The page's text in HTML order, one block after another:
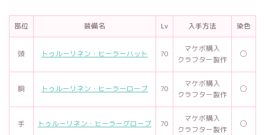
部位 装備名 Lv 入手方法 染色
頭 トゥルーリネン・ヒーラーハット 70
マケボ購入
クラフター製作
◯
胴 トゥルーリネン・ヒーラーローブ 70
マケボ購入
クラフター製作
◯
手 トゥルーリネン・ヒーラーグローブ 70
マケボ購入
クラフター製作
◯